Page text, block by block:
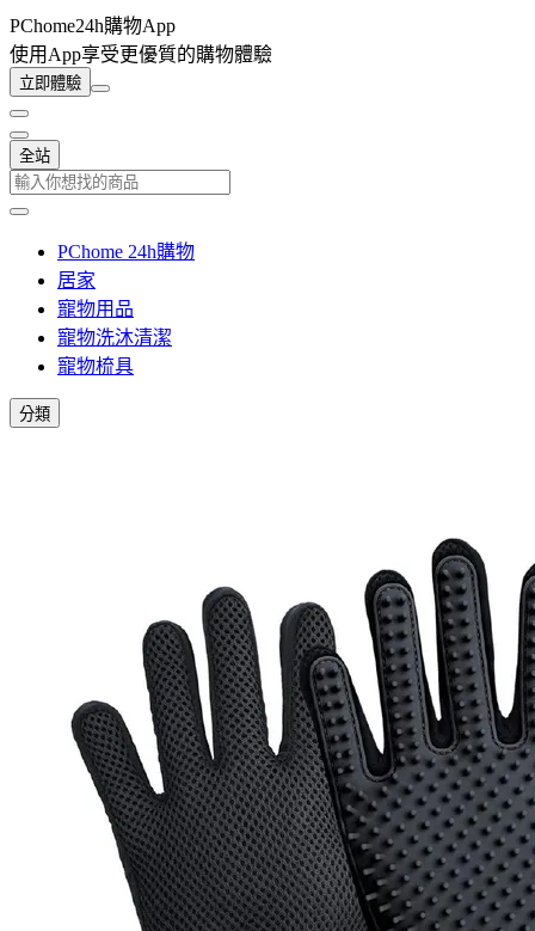
PChome24h購物App
使用App享受更優質的購物體驗
立即體驗
全站
PChome 24h購物
居家
寵物用品
寵物洗沐清潔
寵物梳具
分類